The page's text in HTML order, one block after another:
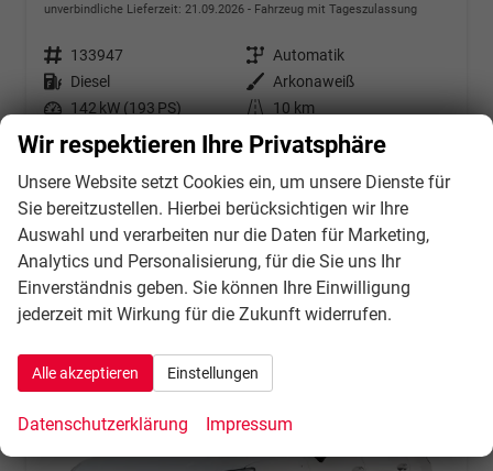
unverbindliche Lieferzeit: 21.09.2026 Fahrzeug mit Tageszulassung
Fahrzeugnr. 133947 Getriebe Automatik
Kraftstoff Diesel Außenfarbe Arkonaweiß
Leistung 142 kW (193 PS) Kilometerstand
10 km
31.07.2026
49.934,– € Details
Verbrauch kombiniert:
6,20 l/100km
CO2 -Klasse: F
CO2-Emissionen:162,00 g/km
Wir respektieren Ihre Privatsphäre
Unsere Website setzt Cookies ein, um unsere Dienste für
Sie bereitzustellen. Hierbei berücksichtigen wir Ihre
Auswahl und verarbeiten nur die Daten für Marketing,
Analytics und Personalisierung, für die Sie uns Ihr
Einverständnis geben. Sie können Ihre Einwilligung
jederzeit mit Wirkung für die Zukunft widerrufen.
Alle akzeptieren Einstellungen
Datenschutzerklärung Impressum